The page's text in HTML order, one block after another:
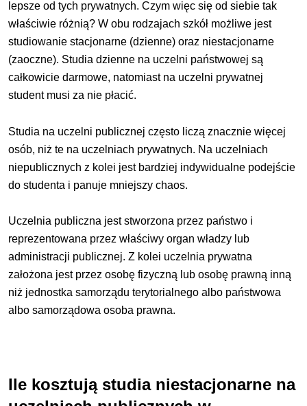
lepsze od tych prywatnych. Czym więc się od siebie tak
właściwie różnią? W obu rodzajach szkół możliwe jest
studiowanie stacjonarne (dzienne) oraz niestacjonarne
(zaoczne). Studia dzienne na uczelni państwowej są
całkowicie darmowe, natomiast na uczelni prywatnej
student musi za nie płacić.
Studia na uczelni publicznej często liczą znacznie więcej
osób, niż te na uczelniach prywatnych. Na uczelniach
niepublicznych z kolei jest bardziej indywidualne podejście
do studenta i panuje mniejszy chaos.
Uczelnia publiczna jest stworzona przez państwo i
reprezentowana przez właściwy organ władzy lub
administracji publicznej. Z kolei uczelnia prywatna
założona jest przez osobę fizyczną lub osobę prawną inną
niż jednostka samorządu terytorialnego albo państwowa
albo samorządowa osoba prawna.
Ile kosztują studia niestacjonarne na